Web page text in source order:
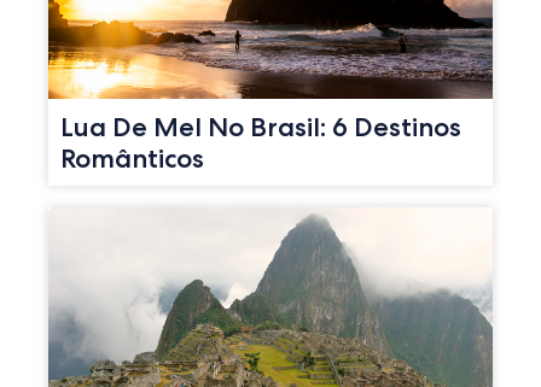
Lua De Mel No Brasil: 6 Destinos
Românticos